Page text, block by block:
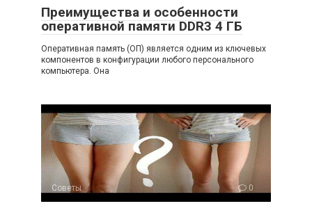
Преимущества и особенности
оперативной памяти DDR3 4 ГБ
Оперативная память (ОП) является одним из ключевых
компонентов в конфигурации любого персонального
компьютера. Она
Советы 0